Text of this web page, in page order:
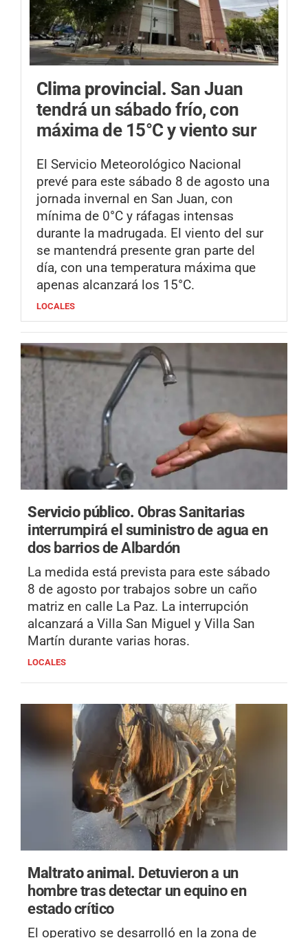
Clima provincial. San Juan
tendrá un sábado frío, con
máxima de 15°C y viento sur
El Servicio Meteorológico Nacional
prevé para este sábado 8 de agosto una
jornada invernal en San Juan, con
mínima de 0°C y ráfagas intensas
durante la madrugada. El viento del sur
se mantendrá presente gran parte del
día, con una temperatura máxima que
apenas alcanzará los 15°C.
LOCALES
Servicio público. Obras Sanitarias
interrumpirá el suministro de agua en
dos barrios de Albardón
La medida está prevista para este sábado
8 de agosto por trabajos sobre un caño
matriz en calle La Paz. La interrupción
alcanzará a Villa San Miguel y Villa San
Martín durante varias horas.
LOCALES
Maltrato animal. Detuvieron a un
hombre tras detectar un equino en
estado crítico
El operativo se desarrolló en la zona de